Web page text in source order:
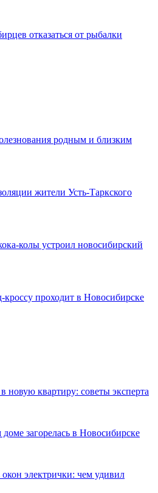
отказаться от рыбалки
родным и близким
жители Усть-Таркского
колы устроил новосибирский
проходит в Новосибирске
новую квартиру: советы эксперта
загорелась в Новосибирске
электрички: чем удивил